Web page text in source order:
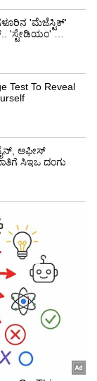
ಕಾಮೆಂಟ್
ಕೇಳಿದ
ಮಹಿಳೆಯರು ಈ
ಅವರ ಆರೋಗ್ಯ
ಎಂದು
'ಇದನ್ನು
ಅಡುಗೆ
ಏನನ್ನೋ